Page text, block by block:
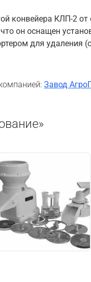
конвейера КЛП-2
он оснащен
для удаления
Завод